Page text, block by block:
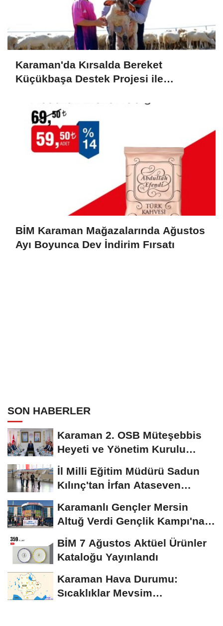
Karaman'da Kırsalda Bereket
Küçükbaşa Destek Projesi ile
BİM Karaman Mağazalarında Ağustos
Ayı Boyunca Dev İndirim Fırsatı
SON HABERLER
Karaman 2. OSB Müteşebbis
Heyeti ve Yönetim Kurulu
Toplantısı Gerçekleştirildi
İl Milli Eğitim Müdürü Sadun
Kılınç'tan İrfan Ataseven
Karamanlı Gençler Mersin
Altuğ Verdi Gençlik Kampı'na
Uğurlandı
BİM 7 Ağustos Aktüel Ürünler
Kataloğu Yayınlandı
Karaman Hava Durumu:
Sıcaklıklar Mevsim